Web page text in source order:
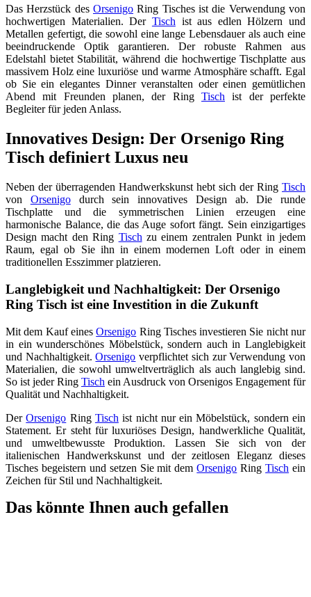
Das Herzstück des Orsenigo Ring Tisches ist die Verwendung von
hochwertigen Materialien. Der Tisch ist aus edlen Hölzern und
Metallen gefertigt, die sowohl eine lange Lebensdauer als auch eine
beeindruckende Optik garantieren. Der robuste Rahmen aus
Edelstahl bietet Stabilität, während die hochwertige Tischplatte aus
massivem Holz eine luxuriöse und warme Atmosphäre schafft. Egal
ob Sie ein elegantes Dinner veranstalten oder einen gemütlichen
Abend mit Freunden planen, der Ring Tisch ist der perfekte
Begleiter für jeden Anlass.
Innovatives Design: Der Orsenigo Ring
Tisch definiert Luxus neu
Neben der überragenden Handwerkskunst hebt sich der Ring Tisch
von Orsenigodurch sein innovatives Design ab. Die runde
Tischplatte und die symmetrischen Linien erzeugen eine
harmonische Balance, die das Auge sofort fängt. Sein einzigartiges
Design macht den Ring Tisch zu einem zentralen Punkt in jedem
Raum, egal ob Sie ihn in einem modernen Loft oder in einem
traditionellen Esszimmer platzieren.
Langlebigkeit und Nachhaltigkeit: Der Orsenigo
Ring Tisch ist eine Investition in die Zukunft
Mit dem Kauf einesOrsenigo Ring Tisches investieren Sie nicht nur
in ein wunderschönes Möbelstück, sondern auch in Langlebigkeit
und Nachhaltigkeit.Orsenigo verpflichtet sich zur Verwendung von
Materialien, die sowohl umweltverträglich als auch langlebig sind.
So ist jeder Ring Tisch ein Ausdruck von Orsenigos Engagement für
Qualität und Nachhaltigkeit.
DerOrsenigo Ring Tisch ist nicht nur ein Möbelstück, sondern ein
Statement. Er steht für luxuriöses Design, handwerkliche Qualität,
und umweltbewusste Produktion. Lassen Sie sich von der
italienischen Handwerkskunst und der zeitlosen Eleganz dieses
Tisches begeistern und setzen Sie mit demOrsenigo RingTisch ein
Zeichen für Stil und Nachhaltigkeit.
Das könnte Ihnen auch gefallen